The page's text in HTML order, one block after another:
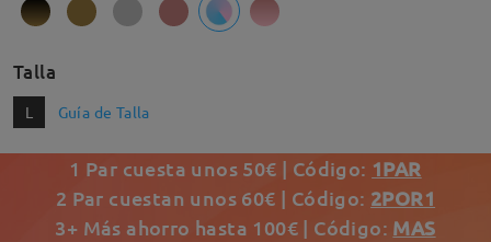
Talla
L Guía de Talla
1 Par cuesta unos 50€ | Código: 1PAR
2 Par cuestan unos 60€ | Código: 2POR1
3+ Más ahorro hasta 100€ | Código: MAS